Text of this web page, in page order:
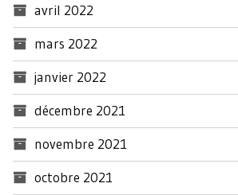
avril 2022
mars 2022
janvier 2022
décembre 2021
novembre 2021
octobre 2021